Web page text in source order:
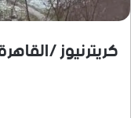
كريترنيوز /